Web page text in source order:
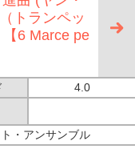
トランペッ
【6 Marce pe
4.0
・アンサンブル